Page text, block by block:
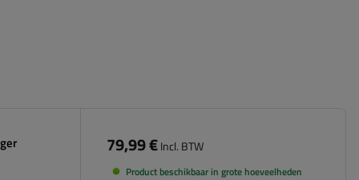
79,99 €Incl. BTW
Product beschikbaar in grote hoeveelheden